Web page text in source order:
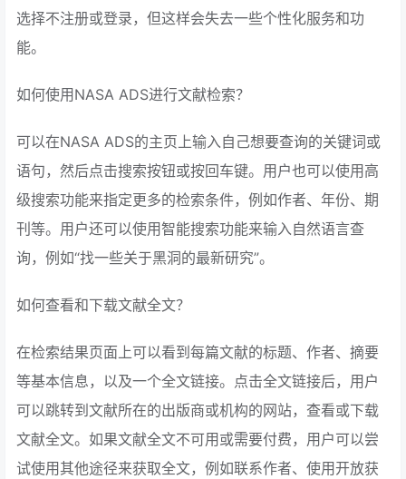
选择不注册或登录，但这样会失去一些个性化服务和功
能。
如何使用NASA ADS进行文献检索？
可以在NASA ADS的主页上输入自己想要查询的关键词或
语句，然后点击搜索按钮或按回车键。用户也可以使用高
级搜索功能来指定更多的检索条件，例如作者、年份、期
刊等。用户还可以使用智能搜索功能来输入自然语言查
询，例如“找一些关于黑洞的最新研究”。
如何查看和下载文献全文？
在检索结果页面上可以看到每篇文献的标题、作者、摘要
等基本信息，以及一个全文链接。点击全文链接后，用户
可以跳转到文献所在的出版商或机构的网站，查看或下载
文献全文。如果文献全文不可用或需要付费，用户可以尝
试使用其他途径来获取全文，例如联系作者、使用开放获